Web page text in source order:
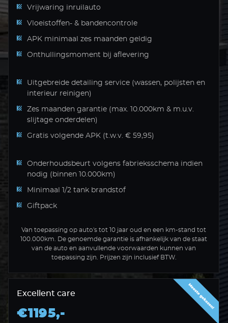
Vrijwaring inruilauto
Vloeistoffen- & bandencontrole
APK minimaal zes maanden geldig
Onthullingsmoment bij aflevering
Uitgebreide detailing service (wassen, polijsten en
interieur reinigen)
Zes maanden garantie (max. 10.000km & m.u.v.
slijtage onderdelen)
Gratis volgende APK (t.w.v. € 59,95)
Onderhoudsbeurt volgens fabrieksschema indien
nodig (binnen 10.000km)
Minimaal 1/2 tank brandstof
Giftpack
Van toepassing op auto's tot 10 jaar oud en een km-stand tot
100.000km. De genoemde garantie is afhankelijk van de staat
van de auto en aanvullende voorwaarden kunnen van
toepassing zijn. Prijzen zijn inclusief BTW.
Excellent care
€1195,-